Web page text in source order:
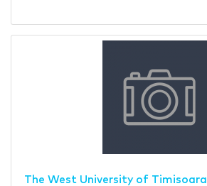
The West University of Timisoara